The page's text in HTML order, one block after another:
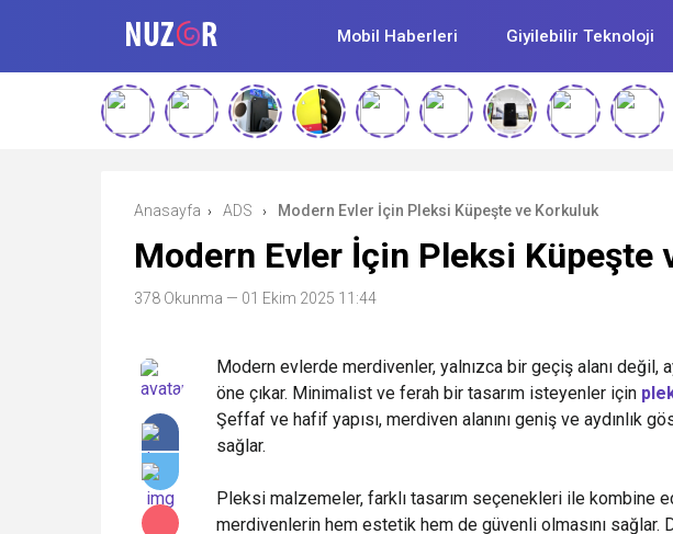
Mobil Haberleri Giyilebilir Teknoloji
Anasayfa › ADS › Modern Evler İçin Pleksi Küpeşte ve Korkuluk
Modern Evler İçin Pleksi Küpeşte
378 Okunma — 01 Ekim 2025 11:44
Modern evlerde merdivenler, yalnızca bir geçiş alanı değil,
öne çıkar. Minimalist ve ferah bir tasarım isteyenler için
Şeffaf ve hafif yapısı, merdiven alanını geniş ve aydınlık
sağlar.
Pleksi malzemeler, farklı tasarım seçenekleri ile kombine
merdivenlerin hem estetik hem de güvenli olmasını sağlar.